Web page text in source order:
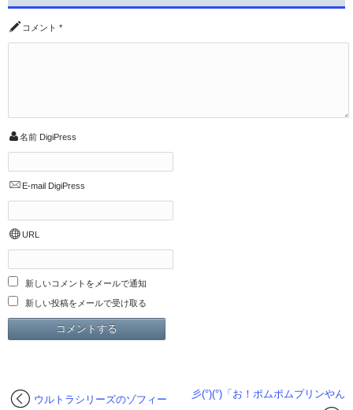
コメント *
名前 DigiPress
E-mail DigiPress
URL
新しいコメントをメールで通知
新しい投稿をメールで受け取る
彡(°)(°)「お！ポムポムプリンやん
ウルトラシリーズのゾフィー